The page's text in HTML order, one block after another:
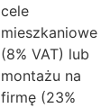
cele
mieszkaniowe
(8% VAT) lub
montażu na
firmę (23%